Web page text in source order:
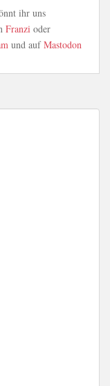
ihr uns
Franzi oder
und aufMastodon